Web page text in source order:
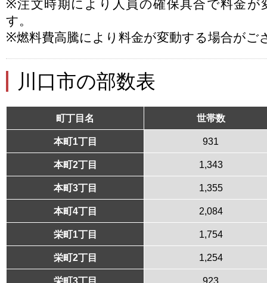
※注文時期により人員の確保具合で料金が
す。
※燃料費高騰により料金が変動する場合がご
川口市の部数表
町丁目名 世帯数
本町1丁目 931
本町2丁目 1,343
本町3丁目 1,355
本町4丁目 2,084
栄町1丁目 1,754
栄町2丁目 1,254
栄町3丁目 923